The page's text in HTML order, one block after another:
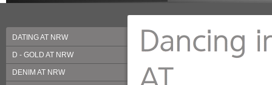
DATING AT NRW
D - GOLD AT NRW
DENIM AT NRW